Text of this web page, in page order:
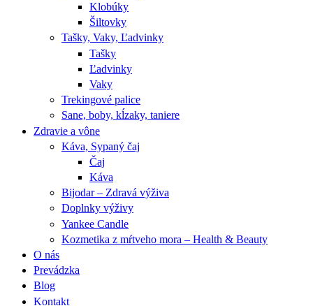
Klobúky
Šiltovky
Tašky, Vaky, Ľadvinky
Tašky
Ľadvinky
Vaky
Trekingové palice
Sane, boby, kĺzaky, taniere
Zdravie a vône
Káva, Sypaný čaj
Čaj
Káva
Bijodar – Zdravá výživa
Doplnky výživy
Yankee Candle
Kozmetika z mŕtveho mora – Health & Beauty
O nás
Prevádzka
Blog
Kontakt